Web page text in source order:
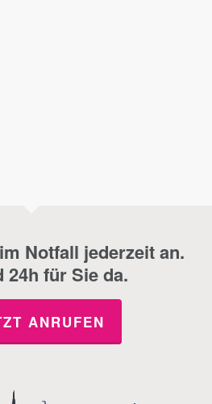
Notfall jederzeit an.
24h für Sie da.
ANRUFEN